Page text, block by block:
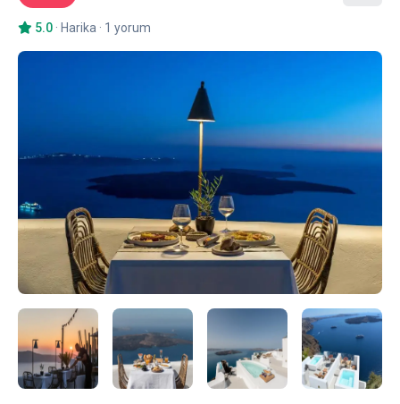
5.0 · Harika · 1 yorum